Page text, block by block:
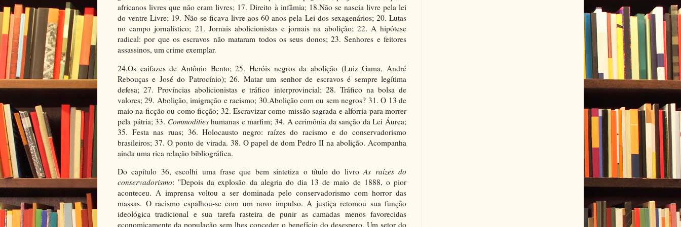
africanos livres que não eram livres; 17. Direito à infâmia; 18.Não se nascia livre pela lei
do ventre Livre; 19. Não se ficava livre aos 60 anos pela Lei dos sexagenários; 20. Lutas
no campo jornalístico; 21. Jornais abolicionistas e jornais na abolição; 22. A hipótese
radical: por que os escravos não mataram todos os seus donos; 23. Senhores e feitores
assassinos, um crime exemplar.
24.Os caifazes de Antônio Bento; 25. Heróis negros da abolição (Luiz Gama, André
Rebouças e José do Patrocínio); 26. Matar um senhor de escravos é sempre legítima
defesa; 27. Províncias abolicionistas e tráfico interprovincial; 28. Tráfico na bolsa de
valores; 29. Abolição, imigração e racismo; 30.Abolição com ou sem negros? 31. O 13 de
maio na ficção ou como ficção; 32. Escravizar como missão sagrada e alforria para morrer
pela pátria; 33. Commoditieshumanas e marfim; 34. A cerimônia da sanção da Lei Áurea;
35. Festa nas ruas; 36. Holocausto negro: raízes do racismo e do conservadorismo
brasileiros; 37. O ponto de virada. 38. O papel de dom Pedro II na abolição. Acompanha
ainda uma rica relação bibliográfica.
Do capítulo 36, escolhi uma frase que bem sintetiza o título do livroAs raízes do
conservadorismo: "Depois da explosão da alegria do dia 13 de maio de 1888, o pior
aconteceu. A imprensa voltou a ser dominada pelo conservadorismo com horror das
massas. O racismo espalhou-se com um novo impulso. A justiça retomou sua função
ideológica tradicional e sua tarefa rasteira de punir as camadas menos favorecidas
economicamente da população sem lhes conceder o benefício do desespero. Um setor do